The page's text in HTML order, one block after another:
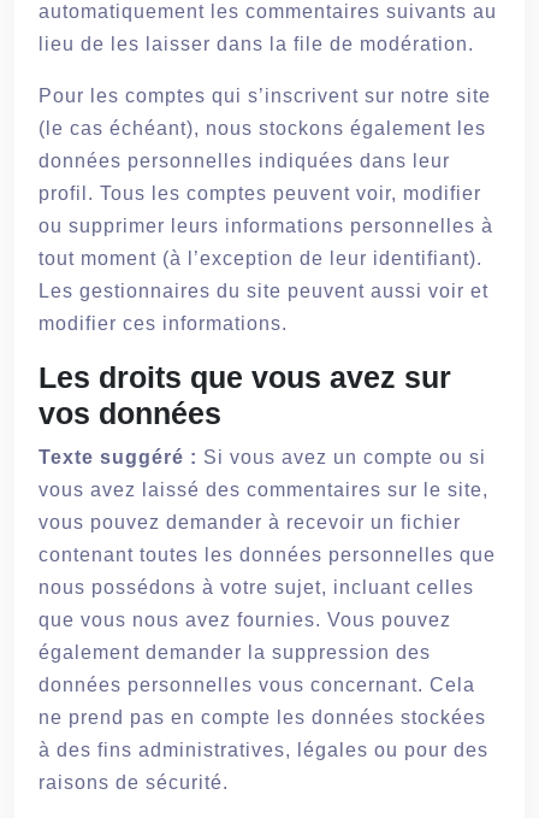
automatiquement les commentaires suivants au
lieu de les laisser dans la file de modération.
Pour les comptes qui s’inscrivent sur notre site
(le cas échéant), nous stockons également les
données personnelles indiquées dans leur
profil. Tous les comptes peuvent voir, modifier
ou supprimer leurs informations personnelles à
tout moment (à l’exception de leur identifiant).
Les gestionnaires du site peuvent aussi voir et
modifier ces informations.
Les droits que vous avez sur
vos données
Texte suggéré : Si vous avez un compte ou si
vous avez laissé des commentaires sur le site,
vous pouvez demander à recevoir un fichier
contenant toutes les données personnelles que
nous possédons à votre sujet, incluant celles
que vous nous avez fournies. Vous pouvez
également demander la suppression des
données personnelles vous concernant. Cela
ne prend pas en compte les données stockées
à des fins administratives, légales ou pour des
raisons de sécurité.